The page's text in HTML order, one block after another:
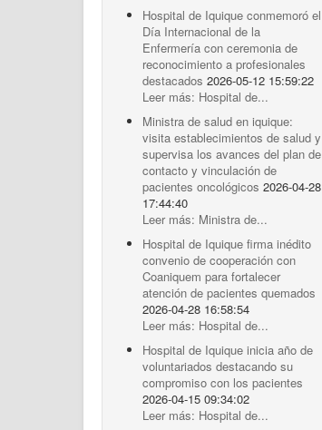
Hospital de Iquique conmemoró el
Día Internacional de la
Enfermería con ceremonia de
reconocimiento a profesionales
destacados 2026-05-12 15:59:22
Leer más: Hospital de...
Ministra de salud en iquique:
visita establecimientos de salud y
supervisa los avances del plan de
contacto y vinculación de
pacientes oncológicos 2026-04-28
17:44:40
Leer más: Ministra de...
Hospital de Iquique firma inédito
convenio de cooperación con
Coaniquem para fortalecer
atención de pacientes quemados
2026-04-28 16:58:54
Leer más: Hospital de...
Hospital de Iquique inicia año de
voluntariados destacando su
compromiso con los pacientes
2026-04-15 09:34:02
Leer más: Hospital de...